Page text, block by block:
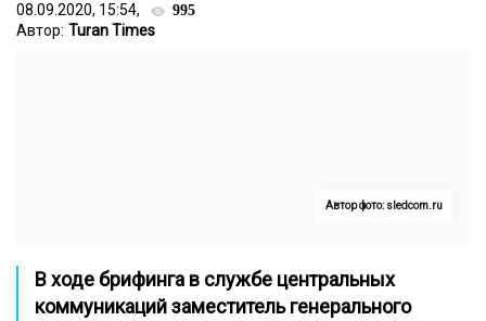
08.09.2020, 15:54, 995
Автор: Turan Times
Автор фото: sledcom.ru
В ходе брифинга в службе центральных
коммуникаций заместитель генерального